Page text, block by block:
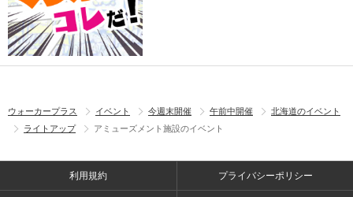
ウォーカープラス イベント 今週末開催 午前中開催
北海道のイベント
ライトアップ
アミューズメント施設のイベント
利用規約 プライバシーポリシー